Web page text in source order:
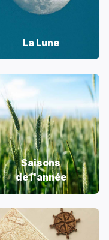
La Lune
Saisons
de l'année